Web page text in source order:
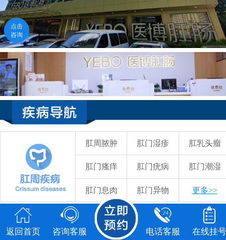
点击
咨询
福州医博肛肠医院
点击咨询